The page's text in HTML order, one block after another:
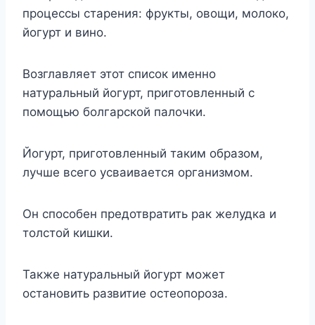
процессы старения: фрукты, овощи, молоко,
йогурт и вино.
Возглавляет этот список именно
натуральный йогурт, приготовленный с
помощью болгарской палочки.
Йогурт, приготовленный таким образом,
лучше всего усваивается организмом.
Он способен предотвратить рак желудка и
толстой кишки.
Также натуральный йогурт может
остановить развитие остеопороза.